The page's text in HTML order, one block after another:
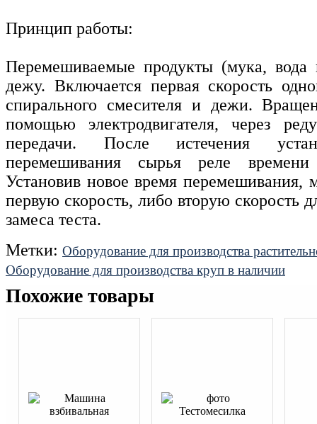
Принцип работы:
Перемешиваемые продукты (мука, вода
дежу. Включается первая скорость
спирального смесителя и дежи.
помощью электродвигателя, через
передачи. После истечения
перемешивания сырья реле
Установив новое время перемешивания,
первую скорость, либо вторую скорость
замеса теста.
Метки: Оборудование для производства
Оборудование для производства круп в наличии
Похожие товары